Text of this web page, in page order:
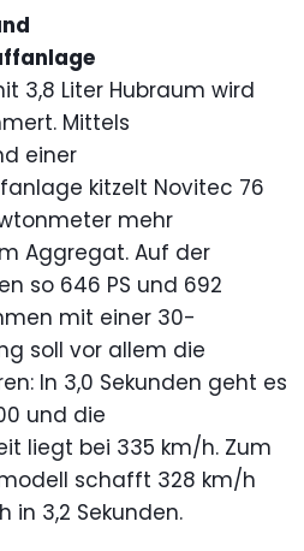
3,8 Liter Hubraum wird
Mittels
einer
kitzelt Novitec 76
mehr
Aggregat. Auf der
so 646 PS und 692
mit einer 30-
soll vor allem die
In 3,0 Sekunden geht es
und die
liegt bei 335 km/h. Zum
schafft 328 km/h
in 3,2 Sekunden.